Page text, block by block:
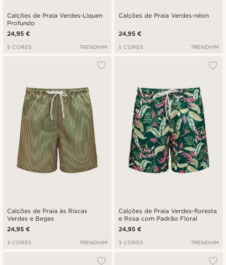
Calções de Praia Verdes-Líquen
Profundo
24,95 €
5 CORES TRENDHIM
Calções de Praia Verdes-néon
24,95 €
5 CORES TRENDHIM
Calções de Praia às Riscas
Verdes e Beges
24,95 €
3 CORES TRENDHIM
Calções de Praia Verdes-floresta
e Rosa com Padrão Floral
24,95 €
3 CORES TRENDHIM